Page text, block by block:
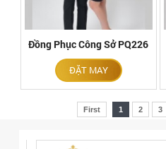
Đồng Phục Công Sở PQ226
ĐẶT MAY
First 1 2 3